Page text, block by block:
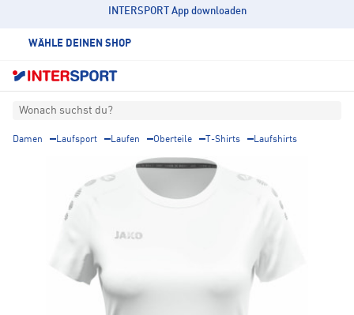
INTERSPORT App downloaden
WÄHLE DEINEN SHOP
Wonach suchst du?
Damen Laufsport Laufen Oberteile T-Shirts Laufshirts